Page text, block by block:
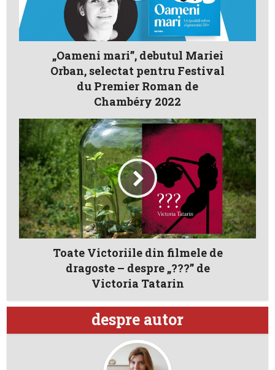
„Oameni mari”, debutul Mariei
Orban, selectat pentru Festival
du Premier Roman de
Chambéry 2022
Toate Victoriile din filmele de
dragoste – despre „???” de
Victoria Tatarin
despre autor